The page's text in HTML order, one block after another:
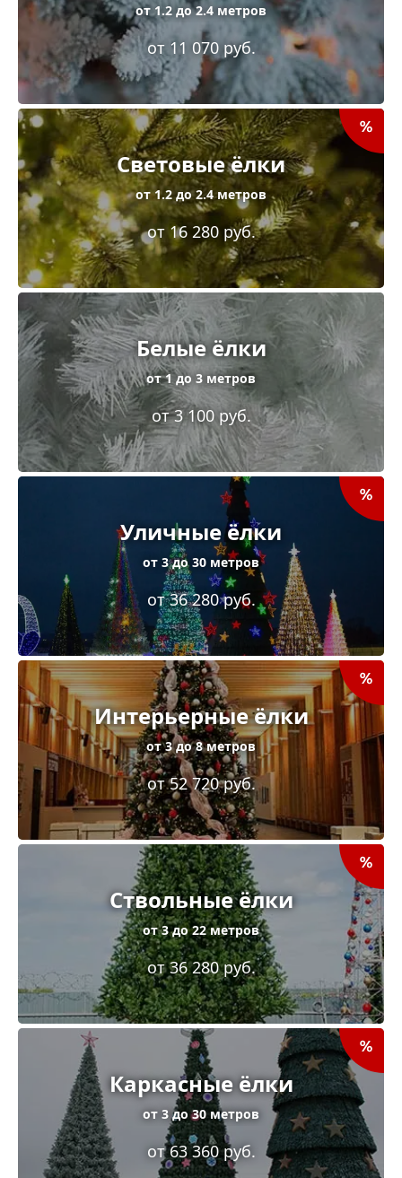
от 1.2 до 2.4 метров
от 11 070 руб.
Световые ёлки
от 1.2 до 2.4 метров
от 16 280 руб.
Белые ёлки
от 1 до 3 метров
от 3 100 руб.
Уличные ёлки
от 3 до 30 метров
от 36 280 руб.
Интерьерные ёлки
от 3 до 8 метров
от 52 720 руб.
Ствольные ёлки
от 3 до 22 метров
от 36 280 руб.
Каркасные ёлки
от 3 до 30 метров
от 63 360 руб.